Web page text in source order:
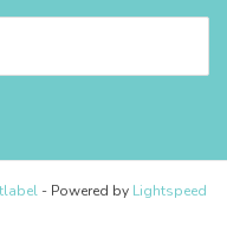
- Powered by Lightspeed